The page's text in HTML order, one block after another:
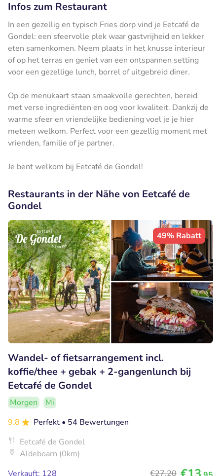
Infos zum Restaurant
In een gezellig en typisch Fries dorp vind je Eetcafé de
Gondel: een sfeervolle plek waar gastvrijheid en lekker
eten samenkomen. Neem plaats in het knusse interieur
of op het terras en geniet van een ontspannen setting
voor een gezellige lunch, borrel of uitgebreid diner.
Op de menukaart staan smaakvolle gerechten, bereid
met verse ingrediënten en oog voor kwaliteit. Dankzij de
warme sfeer en vriendelijke bediening voel je je hier
meteen welkom. Perfect voor een gezellig moment met
vrienden, familie of je partner.
Je bent welkom bij Eetcafé de Gondel!
Restaurants in der Nähe von Eetcafé de
Gondel
49% Rabatt
Wandel- of fietsarrangement incl.
koffie/thee + gebak + 2-gangenlunch bij
Eetcafé de Gondel
Morgen
Mi
9.8
Perfekt • 54 Bewertungen
Eetcafé de Gondel
Aldeboarn (0km)
Verkauft: 128
€27,20